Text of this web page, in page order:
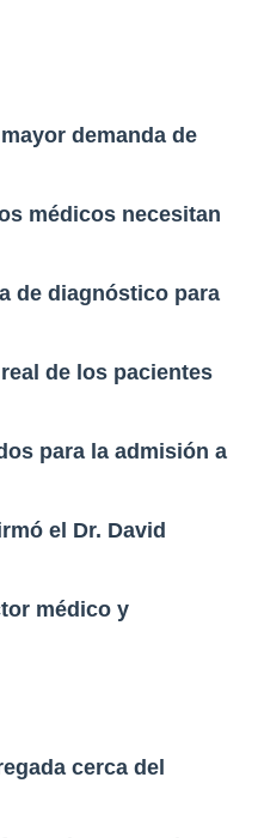
demanda de
médicos necesitan
de diagnóstico para
de los pacientes
para la admisión a
el Dr. David
médico y
cerca del